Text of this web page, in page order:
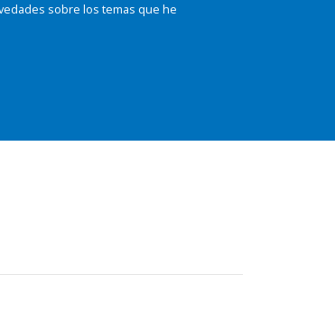
sobre los temas que he